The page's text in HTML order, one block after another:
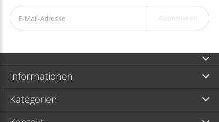
Informationen
Kategorien